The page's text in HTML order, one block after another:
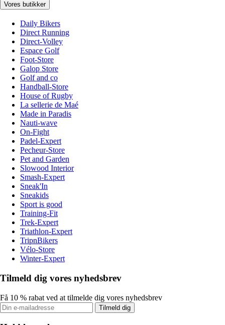
Vores butikker
Daily Bikers
Direct Running
Direct-Volley
Espace Golf
Foot-Store
Galop Store
Golf and co
Handball-Store
House of Rugby
La sellerie de Maé
Made in Paradis
Nauti-wave
On-Fight
Padel-Expert
Pecheur-Store
Pet and Garden
Slowood Interior
Smash-Expert
Sneak'In
Sneakids
Sport is good
Training-Fit
Trek-Expert
Triathlon-Expert
TripnBikers
Vélo-Store
Winter-Expert
Tilmeld dig vores nyhedsbrev
Få 10 % rabat ved at tilmelde dig vores nyhedsbrev
Tilmeld dig